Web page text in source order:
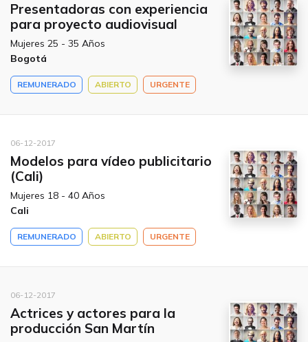
Presentadoras con experiencia
para proyecto audiovisual
Mujeres 25 - 35 Años
Bogotá
REMUNERADO ABIERTO URGENTE
06-12-2017
Modelos para vídeo publicitario
(Cali)
Mujeres 18 - 40 Años
Cali
REMUNERADO ABIERTO URGENTE
06-12-2017
Actrices y actores para la
producción San Martín